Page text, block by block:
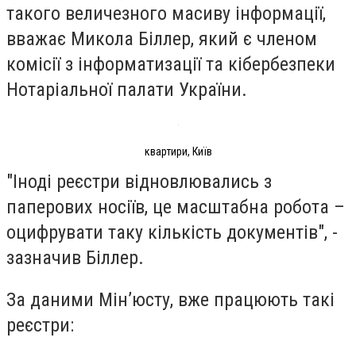
такого величезного масиву інформації,
вважає Микола Біллер, який є членом
комісії з інформатизації та кібербезпеки
Нотаріальної палати України.
квартири, Київ
"Іноді реєстри відновлювались з
паперових носіїв, це масштабна робота –
оцифрувати таку кількість документів", -
зазначив Біллер.
За даними Мін’юсту, вже працюють такі
реєстри: